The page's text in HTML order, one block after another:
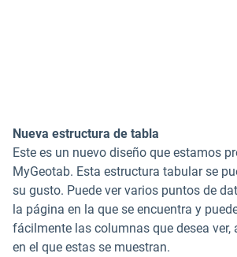
Nueva estructura de tabla
Este es un nuevo diseño que estamos
MyGeotab. Esta estructura tabular se
su gusto. Puede ver varios puntos de
la página en la que se encuentra y
fácilmente las columnas que desea ver,
en el que estas se muestran.